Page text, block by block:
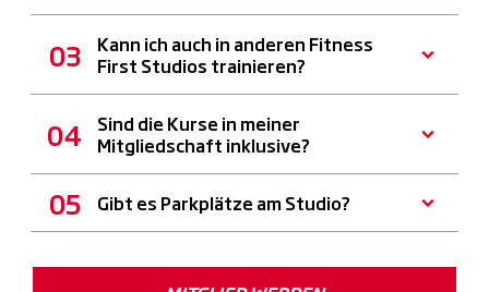
Kann ich auch in anderen Fitness
First Studios trainieren?
Sind die Kurse in meiner
Mitgliedschaft inklusive?
Gibt es Parkplätze am Studio?